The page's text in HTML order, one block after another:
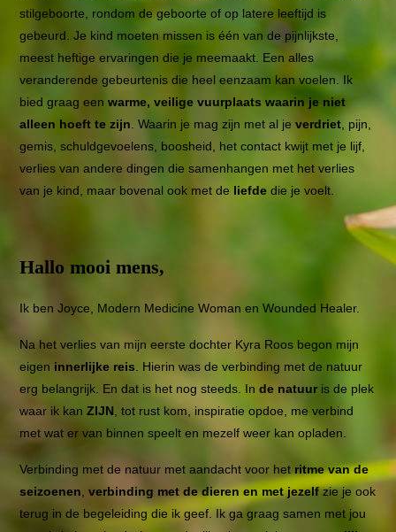
stilgeboorte, rondom de geboorte of op latere leeftijd is
gebeurd. Je kind moeten missen is één van de pijnlijkste,
meest heftige ervaringen die je meemaakt. Een alles
veranderende gebeurtenis die heel eenzaam kan voelen. Ik
bied graag eenwarme, veilige vuurplaats waarin je niet
alleen hoeft te zijn . Waarin je mag zijn met al jeverdriet , pijn,
gemis, schuldgevoelens, boosheid, het contact kwijt met je lijf,
verlies van andere dingen die samenhangen met het verlies
van je kind, maar bovenal ook met de liefde die je voelt.
Hallo mooi mens,
Ik ben Joyce, Modern Medicine Woman en Wounded Healer.
Na het verlies van mijn eerste dochter Kyra Roos begon mijn
eigen innerlijke reis . Hierin was de verbinding met de natuur
erg belangrijk. En dat is het nog steeds. Inde natuuris de plek
waar ik kan ZIJN , tot rust kom, inspiratie opdoe, me verbind
met wat er van binnen speelt en mezelf weer kan opladen.
Verbinding met de natuur met aandacht voor het ritme van de
seizoenen ,verbinding met de dieren en met jezelfzie je ook
terug in de begeleiding die ik geef. Ik ga graag samen met jou